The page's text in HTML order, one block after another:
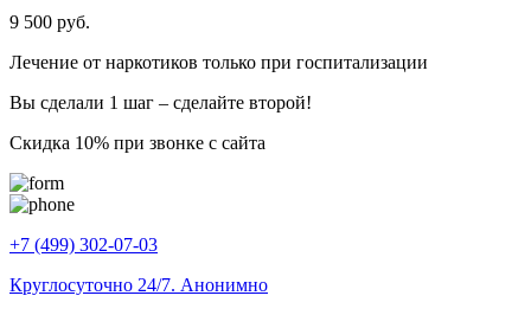
9 500 руб.
Лечение от наркотиков только при госпитализации
Вы сделали 1 шаг – сделайте второй!
Скидка 10% при звонке с сайта
+7 (499) 302-07-03
Круглосуточно 24/7. Анонимно